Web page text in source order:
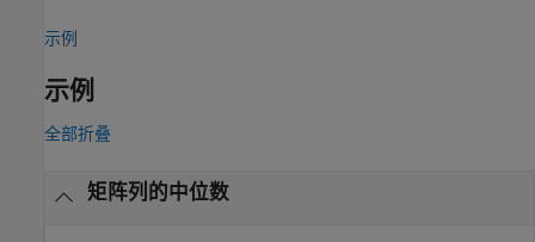
示例
示例
全部折叠
矩阵列的中位数